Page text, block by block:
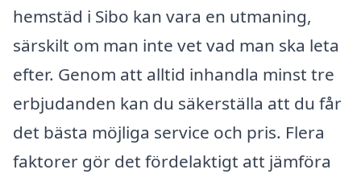
hemstäd i Sibo kan vara en utmaning,
särskilt om man inte vet vad man ska leta
efter. Genom att alltid inhandla minst tre
erbjudanden kan du säkerställa att du får
det bästa möjliga service och pris. Flera
faktorer gör det fördelaktigt att jämföra